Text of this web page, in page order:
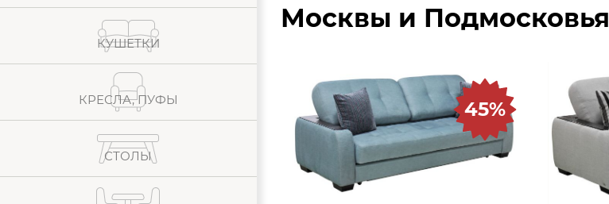
КУШЕТКИ
КРЕСЛА, ПУФЫ
СТОЛЫ
Москвы и Подмосковья
45%